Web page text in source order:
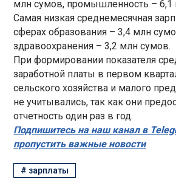
млн сумов, промышленность – 6,1
Самая низкая среднемесячная
сферах образования – 3,4 млн
здравоохранения – 3,2 млн сумов.
При формировании показателя
заработной платы в первом
сельского хозяйства и малого
не учитывались, так как они
отчетность один раз в год.
Подпишитесь на наш канал в
пропустить важные новости
# зарплаты